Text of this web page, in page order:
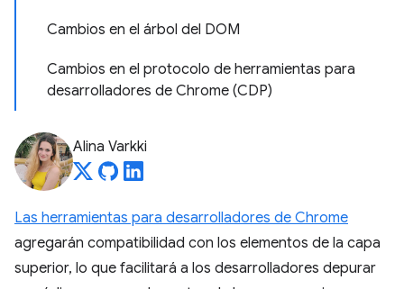
Cambios en el árbol del DOM
Cambios en el protocolo de herramientas para
desarrolladores de Chrome (CDP)
Alina Varkki
Las herramientas para desarrolladores de Chrome
agregarán compatibilidad con los elementos de la capa
superior, lo que facilitará a los desarrolladores depurar